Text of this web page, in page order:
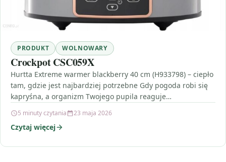
PRODUKT WOLNOWARY
Crockpot CSC059X
Hurtta Extreme warmer blackberry 40 cm (H933798) – ciepło
tam, gdzie jest najbardziej potrzebne Gdy pogoda robi się
kapryśna, a organizm Twojego pupila reaguje…
5 minuty czytania 23 maja 2026
Czytaj więcej